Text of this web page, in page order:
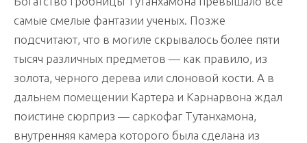
самые смелые фантазии ученых. Позже
подсчитают, что в могиле скрывалось более пяти
тысяч различных предметов — как правило, из
золота, черного дерева или слоновой кости. А в
дальнем помещении Картера и Карнарвона ждал
поистине сюрприз — саркофаг Тутанхамона,
внутренняя камера которого была сделана из